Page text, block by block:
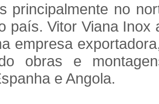
principalmente no
país. Vitor Viana
empresa
obras e
e Angola.